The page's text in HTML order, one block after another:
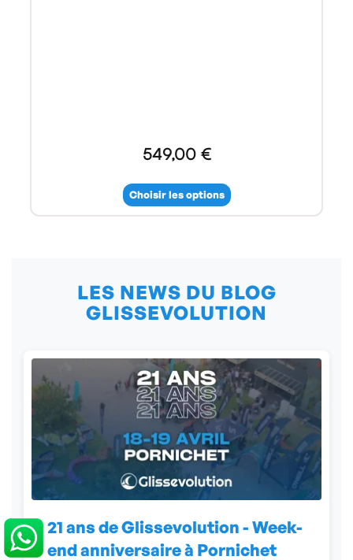
549,00 €
Choisir les options
LES NEWS DU BLOG
GLISSEVOLUTION
21 ans de Glissevolution - Week-
end anniversaire à Pornichet